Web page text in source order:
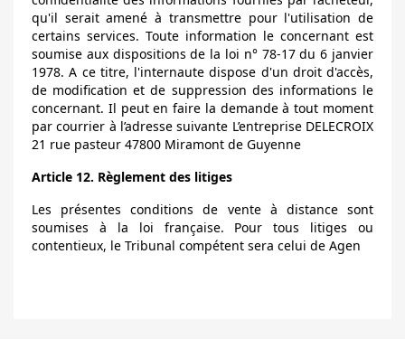
qu'il serait amené à transmettre pour l'utilisation de
certains services. Toute information le concernant est
soumise aux dispositions de la loi n° 78-17 du 6 janvier
1978. A ce titre, l'internaute dispose d'un droit d'accès,
de modification et de suppression des informations le
concernant. Il peut en faire la demande à tout moment
par courrier à l’adresse suivante L’entreprise DELECROIX
21 rue pasteur 47800 Miramont de Guyenne
Article 12. Règlement des litiges
Les présentes conditions de vente à distance sont
soumises à la loi française. Pour tous litiges ou
contentieux, le Tribunal compétent sera celui de Agen